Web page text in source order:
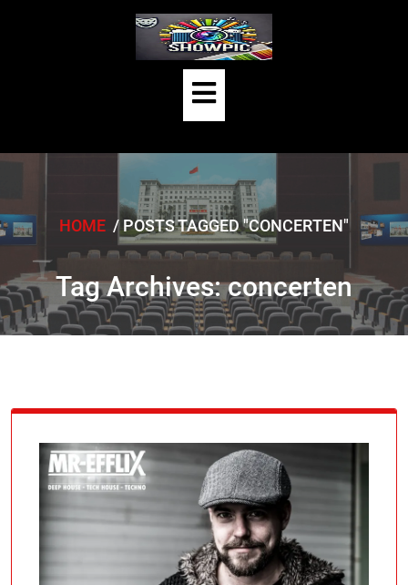
Open
Button
HOME / POSTS TAGGED "CONCERTEN"
Tag Archives: concerten